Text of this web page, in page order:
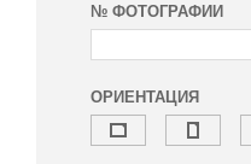
№ ФОТОГРАФИИ
ОРИЕНТАЦИЯ